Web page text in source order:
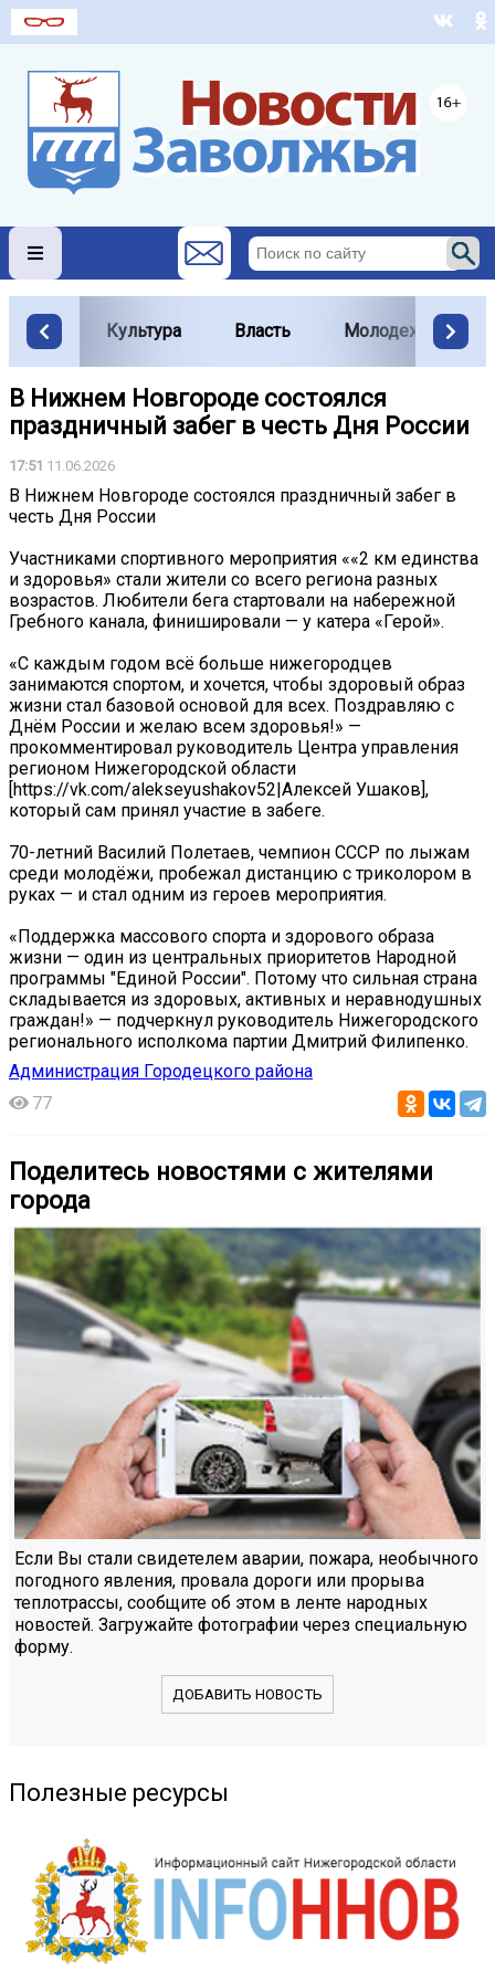
Культура Власть Молодежь
В Нижнем Новгороде состоялся
праздничный забег в честь Дня России
17:51 11.06.2026
В Нижнем Новгороде состоялся праздничный забег в
честь Дня России
Участниками спортивного мероприятия ««2 км единства
и здоровья» стали жители со всего региона разных
возрастов. Любители бега стартовали на набережной
Гребного канала, финишировали — у катера «Герой».
«С каждым годом всё больше нижегородцев
занимаются спортом, и хочется, чтобы здоровый образ
жизни стал базовой основой для всех. Поздравляю с
Днём России и желаю всем здоровья!» —
прокомментировал руководитель Центра управления
регионом Нижегородской области
[https://vk.com/alekseyushakov52|Алексей Ушаков],
который сам принял участие в забеге.
70-летний Василий Полетаев, чемпион СССР по лыжам
среди молодёжи, пробежал дистанцию с триколором в
руках — и стал одним из героев мероприятия.
«Поддержка массового спорта и здорового образа
жизни — один из центральных приоритетов Народной
программы "Единой России". Потому что сильная страна
складывается из здоровых, активных и неравнодушных
граждан!» — подчеркнул руководитель Нижегородского
регионального исполкома партии Дмитрий Филипенко.
Администрация Городецкого района
77
Поделитесь новостями с жителями
города
Если Вы стали свидетелем аварии, пожара, необычного
погодного явления, провала дороги или прорыва
теплотрассы, сообщите об этом в ленте народных
новостей. Загружайте фотографии через специальную
форму.
ДОБАВИТЬ НОВОСТЬ
Полезные ресурсы